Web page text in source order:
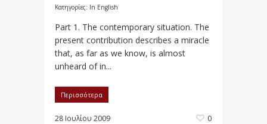
Κατηγορίες: In English
Part 1. The contemporary situation. The
present contribution describes a miracle
that, as far as we know, is almost
unheard of in...
Περισσότερα
28 Ιουλίου 2009 0